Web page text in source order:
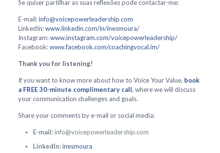
Se quiser partilhar as suas reflexões pode contactar-me:
E-mail:info@voicepowerleadership.com
LinkedIn:www.linkedin.com/in/inesmoura/
Instagram:www.instagram.com/voicepowerleadership/
Facebook:www.facebook.com/coachingvocal.im/
Thank you for listening!
If you want to know more about how to Voice Your Value, book
a FREE 30-minute complimentary call, where we will discuss
your communication challenges and goals.
Share your comments by e-mail or social media:
E-mail:info@voicepowerleadership.com
LinkedIn:inesmoura